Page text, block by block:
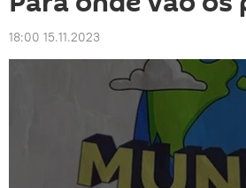
18:00 15.11.2023